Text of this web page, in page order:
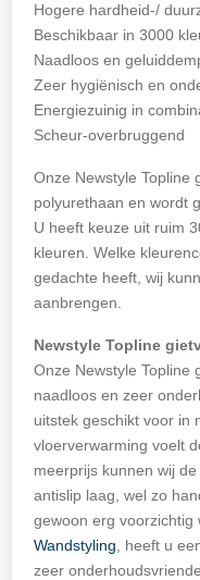
Hogere hardheid-/
Beschikbaar in 3000
Naadloos en
Zeer hygiënisch en
Energiezuinig in
Scheur-overbruggend
Onze Newstyle Topline
polyurethaan en wordt
U heeft keuze uit ruim
kleuren. Welke
gedachte heeft, wij
aanbrengen.
Newstyle Topline
Onze Newstyle Topline
naadloos en zeer
uitstek geschikt voor in
vloerverwarming voelt
meerprijs kunnen wij
antislip laag, wel zo
gewoon erg voorzichtig
Wandstyling , heeft u
zeer